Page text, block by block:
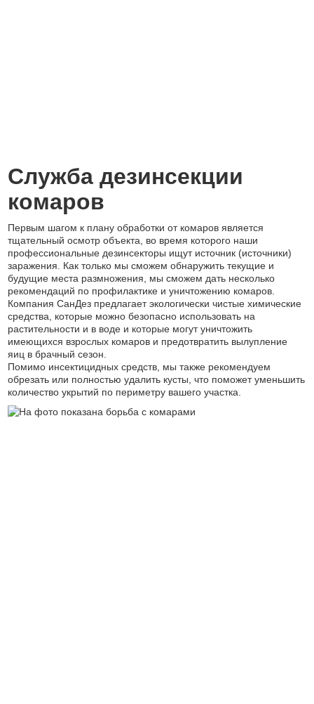
Служба дезинсекции
комаров
Первым шагом к плану обработки от комаров является
тщательный осмотр объекта, во время которого наши
профессиональные дезинсекторы ищут источник (источники)
заражения. Как только мы сможем обнаружить текущие и
будущие места размножения, мы сможем дать несколько
рекомендаций по профилактике и уничтожению комаров.
Компания СанДез предлагает экологически чистые химические
средства, которые можно безопасно использовать на
растительности и в воде и которые могут уничтожить
имеющихся взрослых комаров и предотвратить вылупление
яиц в брачный сезон.
Помимо инсектицидных средств, мы также рекомендуем
обрезать или полностью удалить кусты, что поможет уменьшить
количество укрытий по периметру вашего участка.